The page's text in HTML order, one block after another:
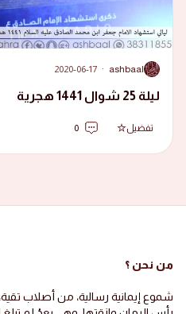
A
ashbaal
·
2020-06-17
ليلة 25 شوال 1441 هجرية
تفضيل 0
من نحن ؟
شموع إيمانية رسالية، من أصلاب